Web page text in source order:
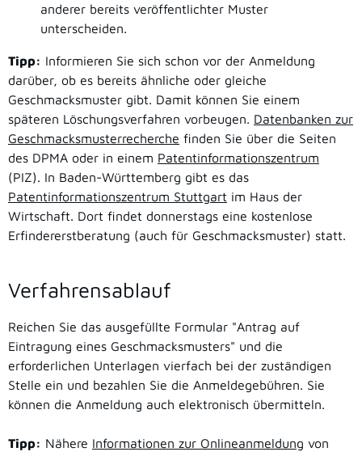
anderer bereits veröffentlichter Muster
unterscheiden.
Tipp: Informieren Sie sich schon vor der Anmeldung
darüber, ob es bereits ähnliche oder gleiche
Geschmacksmuster gibt. Damit können Sie einem
späteren Löschungsverfahren vorbeugen. Datenbanken zur
Geschmacksmusterrecherche finden Sie über die Seiten
des DPMA oder in einem Patentinformationszentrum
(PIZ). In Baden-Württemberg gibt es das
Patentinformationszentrum Stuttgart im Haus der
Wirtschaft. Dort findet donnerstags eine kostenlose
Erfindererstberatung (auch für Geschmacksmuster) statt.
Verfahrensablauf
Reichen Sie das ausgefüllte Formular "Antrag auf
Eintragung eines Geschmacksmusters" und die
erforderlichen Unterlagen vierfach bei der zuständigen
Stelle ein und bezahlen Sie die Anmeldegebühren. Sie
können die Anmeldung auch elektronisch übermitteln.
Tipp: Nähere Informationen zur Onlineanmeldung von